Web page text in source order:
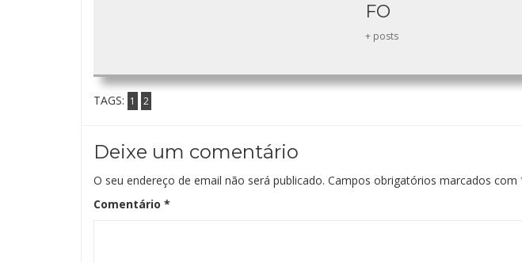
FO
+ posts
TAGS: 1 2
Deixe um comentário
O seu endereço de email não será publicado. Campos obrigatórios marcados com
Comentário *